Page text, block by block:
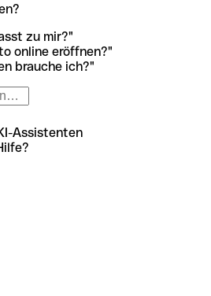
zu mir?"
online eröffnen?"
brauche ich?"
Assistenten